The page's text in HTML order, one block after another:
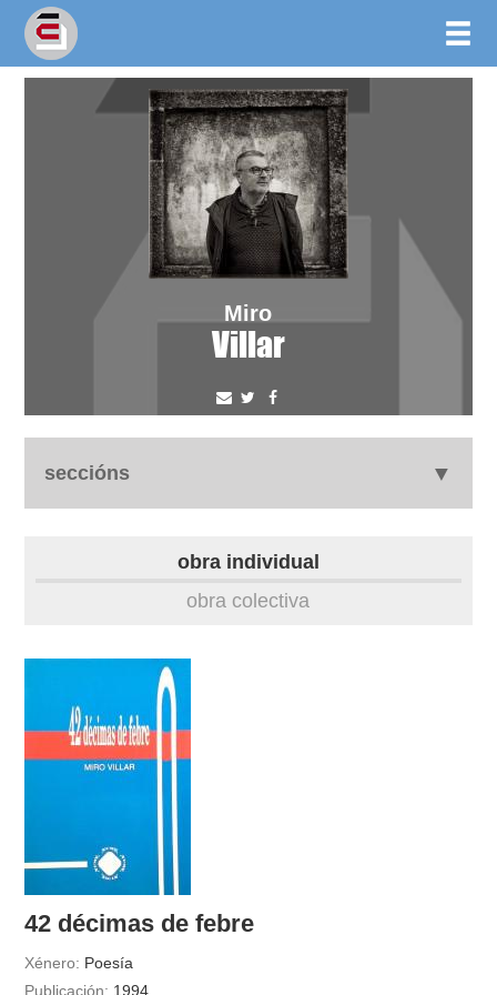
Miro
Villar
seccións
videoteca
materiais didácticos
outros docs
obra individual
obra colectiva
42 décimas de febre
Xénero: Poesía
Publicación: 1994